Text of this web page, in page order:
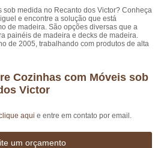
sob medida no Recanto dos Victor? Conheça
e encontre a solução que está
de madeira. São opções diversas que a
painéis de madeira e decks de madeira.
de 2005, trabalhando com produtos de alta
Cozinhas com Móveis sob
Victor
aqui e entre em contato por email.
um orçamento